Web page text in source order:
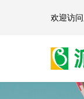
欢迎访问